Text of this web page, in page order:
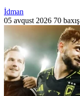
İdman
05 avqust 2026 70 baxış